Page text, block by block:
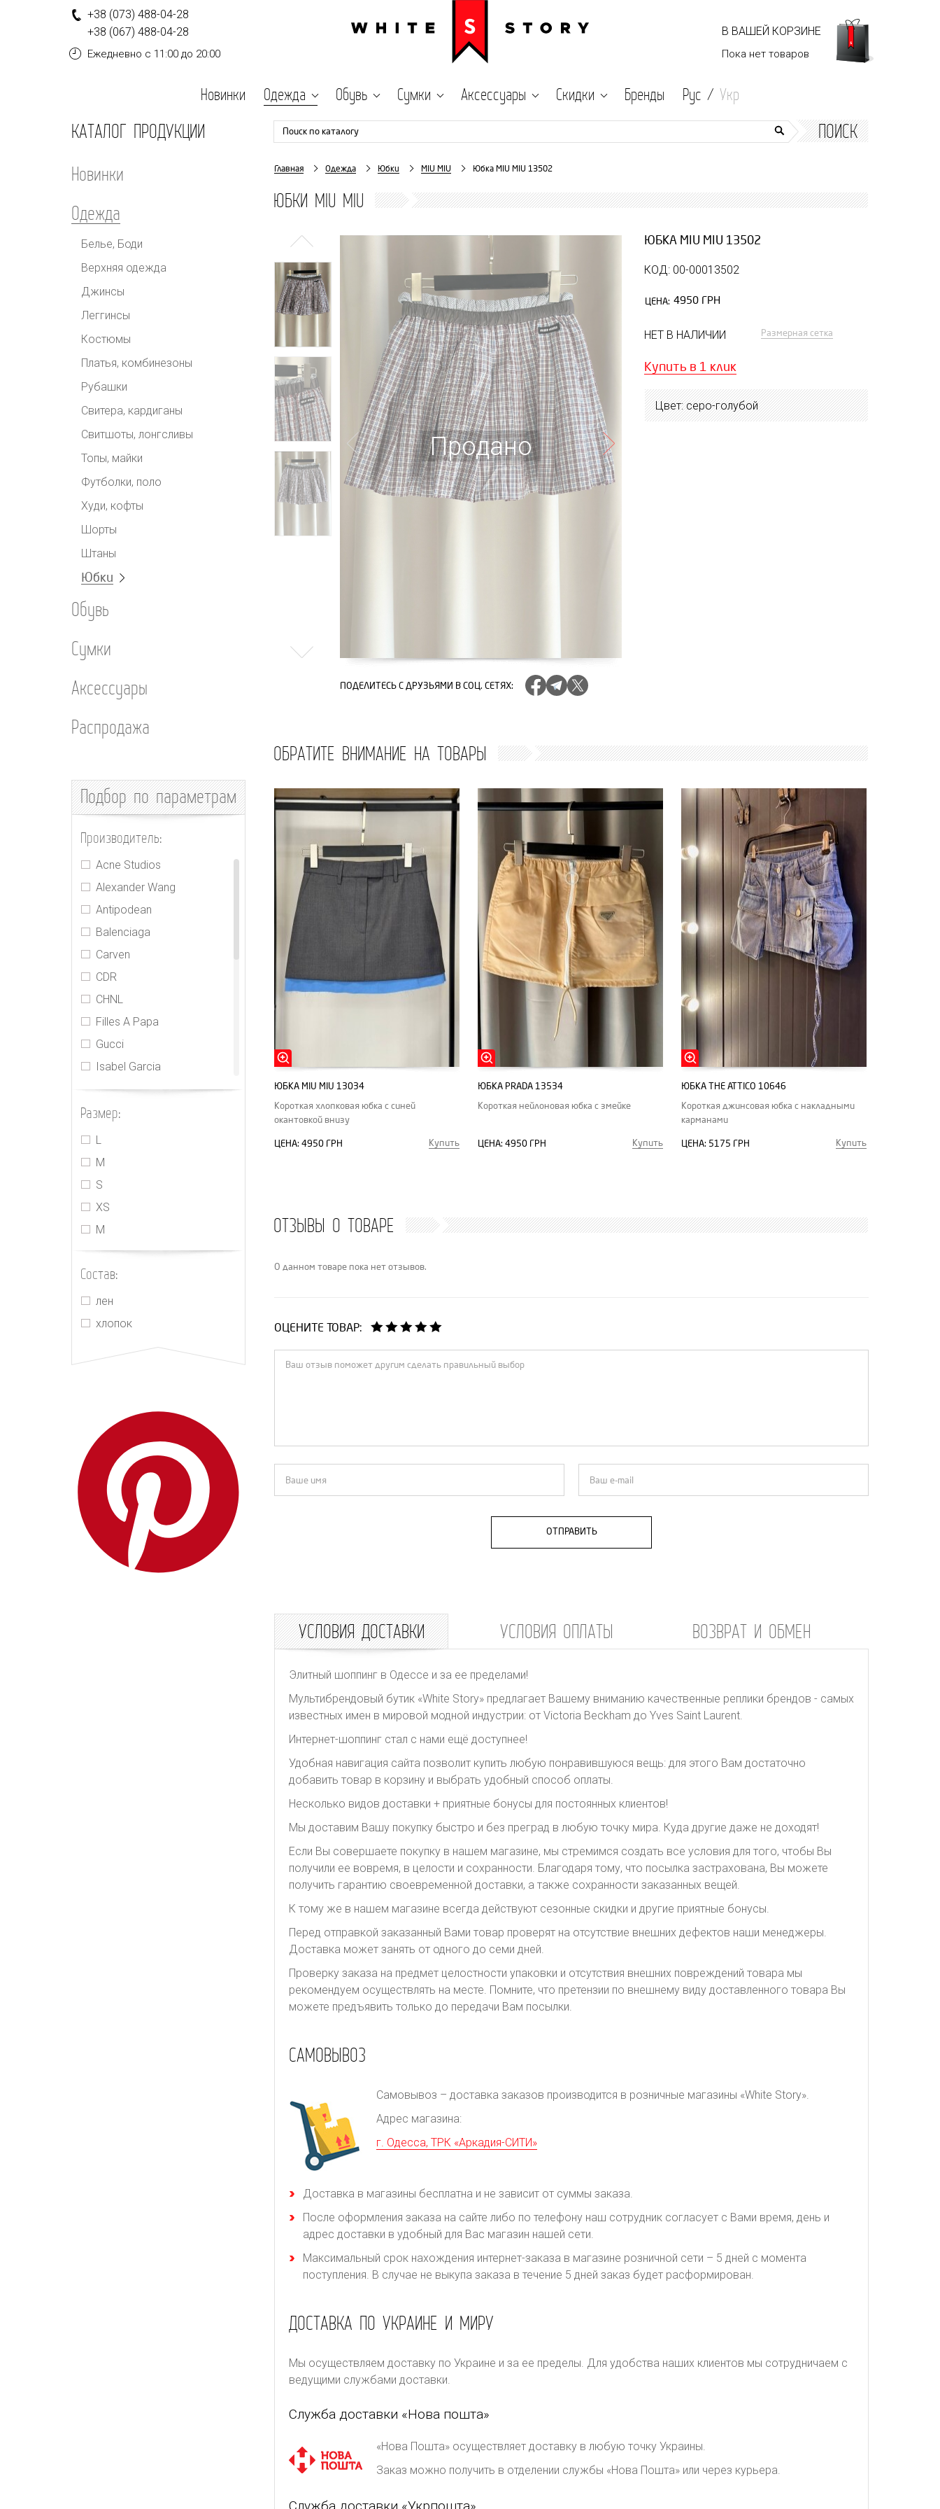
+38 (073) 488-04-28
+38 (067) 488-04-28
Ежедневно с 11:00 до 20:00
В ВАШЕЙ КОРЗИНЕ
Пока нет товаров
Новинки Одежда Обувь Сумки Аксессуары Скидки Бренды Рус / Укр
КАТАЛОГ ПРОДУКЦИИ
Новинки
Одежда
Белье, Боди
Верхняя одежда
Джинсы
Леггинсы
Костюмы
Платья, комбинезоны
Рубашки
Свитера, кардиганы
Свитшоты, лонгсливы
Топы, майки
Футболки, поло
Худи, кофты
Шорты
Штаны
Юбки
Обувь
Сумки
Аксессуары
Распродажа
Подборпо параметрам
Производитель:
Acne Studios
Alexander Wang
Antipodean
Balenciaga
Carven
CDR
CHNL
Filles A Papa
Gucci
Isabel Garcia
Jacquemus
Jasmine
MIU MIU
PRADA
Realisation
Rebecca Taylor
Sacai
The Row
Размер:
L
M
S
XS
М
Состав:
лен
хлопок
Поиск по каталогу ПОИСК
Главная Одежда Юбки MIU MIU Юбка MIU MIU 13502
ЮБКИ MIU MIU
Продано
ПОДЕЛИТЕСЬ С ДРУЗЬЯМИ В СОЦ. СЕТЯХ:
ЮБКА MIU MIU 13502
КОД: 00-00013502
ЦЕНА: 4950 ГРН
НЕТ В НАЛИЧИИ Размерная сетка
Купить в 1 клик
Цвет: серо-голубой
ОБРАТИТЕ ВНИМАНИЕ НА ТОВАРЫ
ЮБКА MIU MIU 13034
Короткая хлопковая юбка с синей
окантовкой внизу
ЦЕНА: 4950 ГРН Купить
ЮБКА PRADA 13534
Короткая нейлоновая юбка с змейке
ЦЕНА: 4950 ГРН Купить
ЮБКА THE ATTICO 10646
Короткая джинсовая юбка с накладными
карманами
ЦЕНА: 5175 ГРН Купить
ОТЗЫВЫ О ТОВАРЕ
О данном товаре пока нет отзывов.
ОЦЕНИТЕ ТОВАР:
ОТПРАВИТЬ
УСЛОВИЯ ДОСТАВКИ УСЛОВИЯ ОПЛАТЫ ВОЗВРАТ И ОБМЕН
Элитный шоппинг в Одессе и за ее пределами!
Мультибрендовый бутик «White Story» предлагает Вашему вниманию качественные реплики брендов - самых
известных имен в мировой модной индустрии: от Victoria Beckham до Yves Saint Laurent.
Интернет-шоппинг стал с нами ещё доступнее!
Удобная навигация сайта позволит купить любую понравившуюся вещь: для этого Вам достаточно
добавить товар в корзину и выбрать удобный способ оплаты.
Несколько видов доставки + приятные бонусы для постоянных клиентов!
Мы доставим Вашу покупку быстро и без преград в любую точку мира. Куда другие даже не доходят!
Если Вы совершаете покупку в нашем магазине, мы стремимся создать все условия для того, чтобы Вы
получили ее вовремя, в целости и сохранности. Благодаря тому, что посылка застрахована, Вы можете
получить гарантию своевременной доставки, а также сохранности заказанных вещей.
К тому же в нашем магазине всегда действуют сезонные скидки и другие приятные бонусы.
Перед отправкой заказанный Вами товар проверят на отсутствие внешних дефектов наши менеджеры.
Доставка может занять от одного до семи дней.
Проверку заказа на предмет целостности упаковки и отсутствия внешних повреждений товара мы
рекомендуем осуществлять на месте. Помните, что претензии по внешнему виду доставленного товара Вы
можете предъявить только до передачи Вам посылки.
САМОВЫВОЗ
Самовывоз – доставка заказов производится в розничные магазины «White Story».
Адрес магазина:
г. Одесса, ТРК «Аркадия-СИТИ»
Доставка в магазины бесплатна и не зависит от суммы заказа.
После оформления заказа на сайте либо по телефону наш сотрудник согласует с Вами время, день и
адрес доставки в удобный для Вас магазин нашей сети.
Максимальный срок нахождения интернет-заказа в магазине розничной сети – 5 дней с момента
поступления. В случае не выкупа заказа в течение 5 дней заказ будет расформирован.
ДОСТАВКА ПО УКРАИНЕ И МИРУ
Мы осуществляем доставку по Украине и за ее пределы. Для удобства наших клиентов мы сотрудничаем с
ведущими службами доставки.
Служба доставки «Нова пошта»
«Нова Пошта» осуществляет доставку в любую точку Украины.
Заказ можно получить в отделении службы «Нова Пошта» или через курьера.